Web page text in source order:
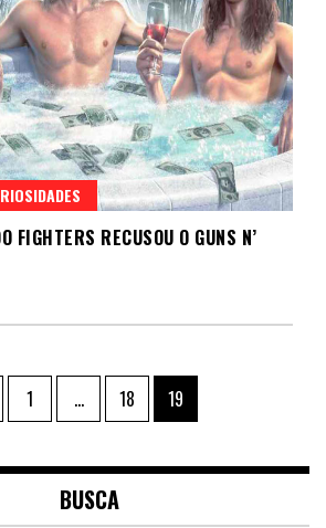
FIGHTERS RECUSOU O GUNS N’
Page
1 … Page
18 Page
19
BUSCA